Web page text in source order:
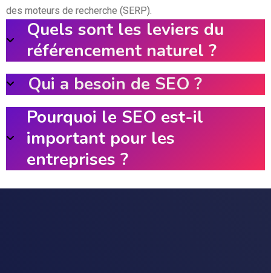
des moteurs de recherche (SERP).
Quels sont les leviers du
référencement naturel ?
Qui a besoin de SEO ?
Pourquoi le SEO est-il
important pour les
entreprises ?